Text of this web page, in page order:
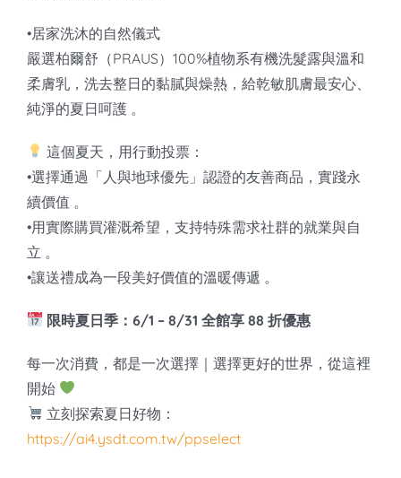
•居家洗沐的自然儀式
嚴選柏爾舒（PRAUS）100%植物系有機洗髮露與溫和
柔膚乳，洗去整日的黏膩與燥熱，給乾敏肌膚最安心、
純淨的夏日呵護 。
這個夏天，用行動投票：
•選擇通過「人與地球優先」認證的友善商品，實踐永
續價值 。
•用實際購買灌溉希望，支持特殊需求社群的就業與自
立 。
•讓送禮成為一段美好價值的溫暖傳遞 。
限時夏日季：6/1 – 8/31 全館享 88 折優惠
每一次消費，都是一次選擇｜選擇更好的世界，從這裡
開始
立刻探索夏日好物：
https://ai4.ysdt.com.tw/ppselect